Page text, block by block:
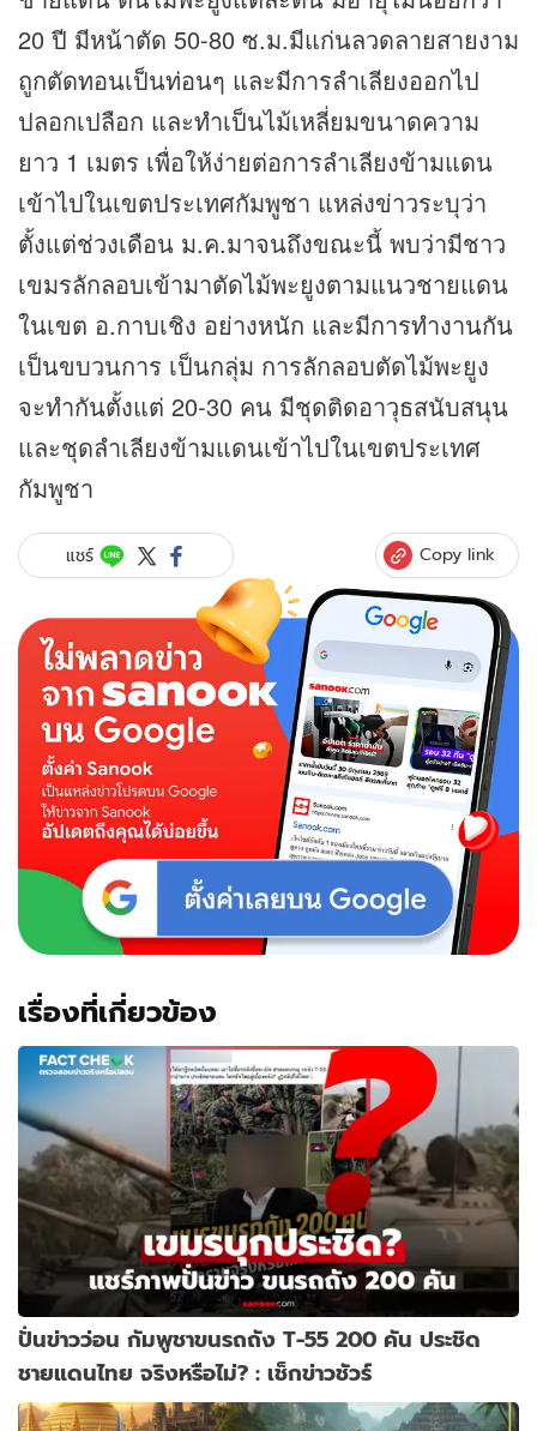
20 ปี มีหน้าตัด 50-80 ซ.ม.มีแก่นลวดลายสายงาม
ถูกตัดทอนเป็นท่อนๆ และมีการลำเลียงออกไป
ปลอกเปลือก และทำเป็นไม้เหลี่ยมขนาดความ
ยาว 1 เมตร เพื่อให้ง่ายต่อการลำเลียงข้ามแดน
เข้าไปในเขตประเทศกัมพูชา แหล่งข่าวระบุว่า
ตั้งแต่ช่วงเดือน ม.ค.มาจนถึงขณะนี้ พบว่ามีชาว
เขมรลักลอบเข้ามาตัดไม้พะยูงตามแนวชายแดน
ในเขต อ.กาบเชิง อย่างหนัก และมีการทำงานกัน
เป็นขบวนการ เป็นกลุ่ม การลักลอบตัดไม้พะยูง
จะทำกันตั้งแต่ 20-30 คน มีชุดติดอาวุธสนับสนุน
และชุดลำเลียงข้ามแดนเข้าไปในเขตประเทศ
กัมพูชา
แชร์ Copy link
เรื่องที่เกี่ยวข้อง
ปั่นข่าวว่อน กัมพูชาขนรถถัง T-55 200 คัน ประชิด
ชายแดนไทย จริงหรือไม่? : เช็กข่าวชัวร์